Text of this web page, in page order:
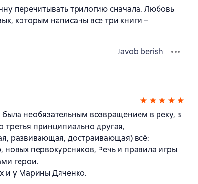
перечитывать трилогию сначала. Любовь
которым написаны все три книги –
Javob berish
была необязательным возвращением в реку, в
принципиально другая,
развивающая, достраивающая) всё:
первокурсников, Речь и правила игры.
герои.
и у Марины Дяченко.